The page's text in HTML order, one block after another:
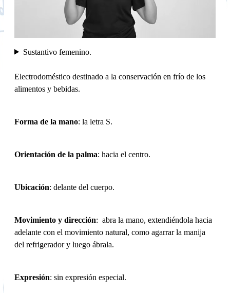
Sustantivo femenino.
Electrodoméstico destinado a la conservación en frío de los
alimentos y bebidas.
Forma de la mano: la letra S.
Orientación de la palma: hacia el centro.
Ubicación: delante del cuerpo.
Movimiento y dirección: abra la mano, extendiéndola hacia
adelante con el movimiento natural, como agarrar la manija
del refrigerador y luego ábrala.
Expresión: sin expresión especial.